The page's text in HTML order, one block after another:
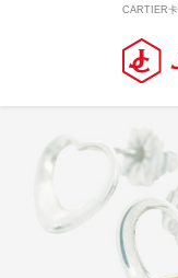
CARTIER